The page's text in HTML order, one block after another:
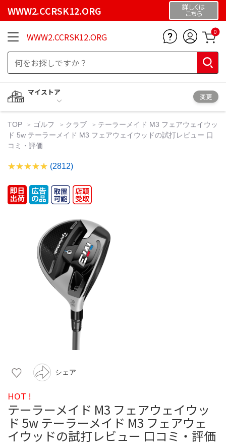
WWW2.CCRSK12.ORG 詳しくは
こちら
WWW2.CCRSK12.ORG 0
マイストア
変更
TOP ゴルフ クラブ
テーラーメイド M3 フェアウェイウッ
ド 5w テーラーメイド M3 フェアウェイウッドの試打レビュー 口
コミ・評価
(2812)
シェア
HOT !
テーラーメイド M3 フェアウェイウッ
ド 5w テーラーメイド M3 フェアウェ
イウッドの試打レビュー 口コミ・評価